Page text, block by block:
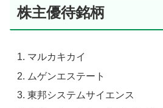
株主優待銘柄
マルカキカイ
ムゲンエステート
東邦システムサイエンス